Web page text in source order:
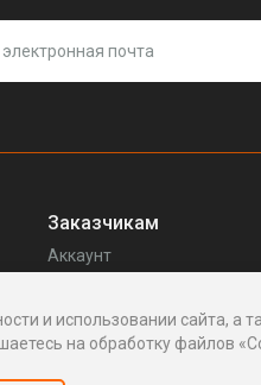
Заказчикам
Аккаунт
Написать поставщику
и использовании сайта, а
на обработку файлов